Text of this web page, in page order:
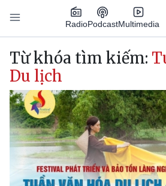
Nhảy đến nội dung
RadioPodcastMultimedia
Main navigation
Từ khóa tìm kiếm:
Du lịch